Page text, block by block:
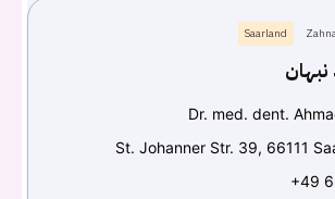
Saarland
Dr. med. dent.
St. Johanner Str. 39, 66111
+49